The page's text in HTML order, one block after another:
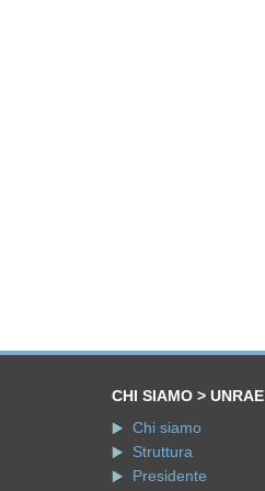
CHI SIAMO > UNRAE
Chi siamo
Struttura
Presidente